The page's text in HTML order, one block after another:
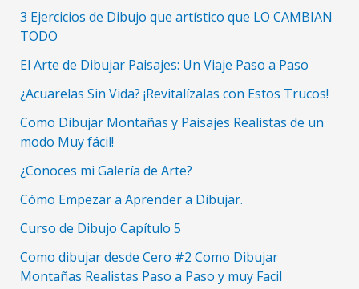
3 Ejercicios de Dibujo que artístico que LO CAMBIAN
TODO
El Arte de Dibujar Paisajes: Un Viaje Paso a Paso
¿Acuarelas Sin Vida? ¡Revitalízalas con Estos Trucos!
Como Dibujar Montañas y Paisajes Realistas de un
modo Muy fácil!
¿Conoces mi Galería de Arte?
Cómo Empezar a Aprender a Dibujar.
Curso de Dibujo Capítulo 5
Como dibujar desde Cero #2 Como Dibujar
Montañas Realistas Paso a Paso y muy Facil